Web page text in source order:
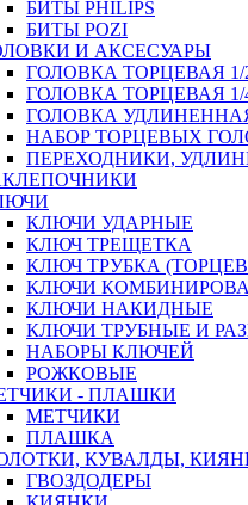
БИТЫ PHILIPS
БИТЫ POZI
И АКСЕСУАРЫ
ГОЛОВКА ТОРЦЕВАЯ 1/
ГОЛОВКА ТОРЦЕВАЯ 1/
ГОЛОВКА
НАБОР ТОРЦЕВЫХ
ПЕРЕХОДНИКИ,
КЛЮЧИ УДАРНЫЕ
КЛЮЧ ТРЕЩЕТКА
КЛЮЧ ТРУБКА
КЛЮЧИ
КЛЮЧИ НАКИДНЫЕ
КЛЮЧИ ТРУБНЫЕ И
НАБОРЫ КЛЮЧЕЙ
РОЖКОВЫЕ
- ПЛАШКИ
МЕТЧИКИ
ПЛАШКА
КУВАЛДЫ,
ГВОЗДОДЕРЫ